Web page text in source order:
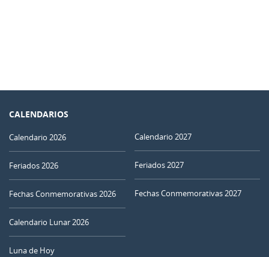
CALENDARIOS
Calendario 2026
Feriados 2026
Fechas Conmemorativas 2026
Calendario Lunar 2026
Luna de Hoy
Calendario 2027
Feriados 2027
Fechas Conmemorativas 2027